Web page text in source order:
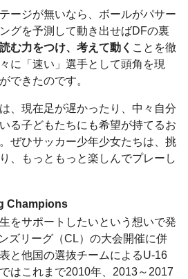
ージが無いなら、ボールがパサー
グを予測して動き出せばDFの裏
む力をつけ、考えて動く ことを徹
に「速い」選手として頭角を現
できたのです。
、現在足が遅かったり、中々自分
る子どもたちにも希望が持てるお
ぜひサッカー少年少女たちは、挑
、もっともっと楽しんでプレーし
Champions
をサポートしたいという想いで発
ズリーグ（CL）の大会開催に併
と他国の選抜チームによるU-16
はこれまで2010年、2013～2017